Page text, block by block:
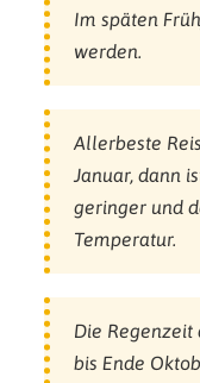
Im späten
werden.
Allerbeste
Januar, dann
geringer und
Temperatur.
Die Regenzeit
bis Ende